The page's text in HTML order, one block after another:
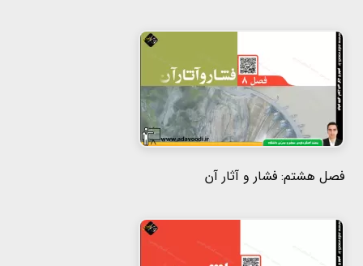
فصل هشتم: فشار و آثار آن